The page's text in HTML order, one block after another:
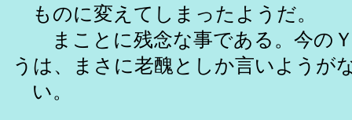
ものに変えてしまったようだ。
まことに残念な事である。今の
うは、まさに老醜としか言いようが
い。